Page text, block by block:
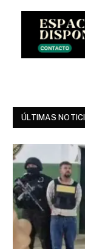
ÚLTIMAS